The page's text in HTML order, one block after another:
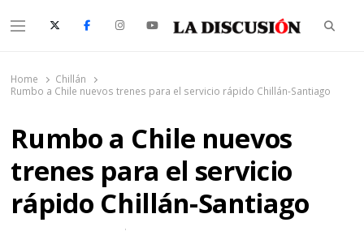
Menu
Home
Chillán
Rumbo a Chile nuevos trenes para el servicio rápido Chillán-Santiago
Rumbo a Chile nuevos
trenes para el servicio
rápido Chillán-Santiago